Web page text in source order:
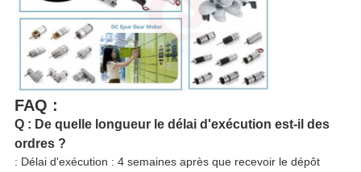
FAQ :
Q : De quelle longueur le délai d'exécution est-il des
ordres ?
: Délai d'exécution : 4 semaines après que recevoir le dépôt